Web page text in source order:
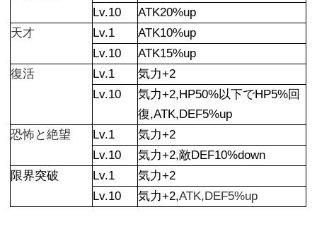
Lv.10
ATK20%up
天才
Lv.1
ATK10%up
Lv.10
ATK15%up
復活
Lv.1
気力+2
Lv.10
気力+2,HP50%以下でHP5%回
復,ATK,DEF5%up
恐怖と絶望
Lv.1
気力+2
Lv.10
気力+2,敵DEF10%down
限界突破
Lv.1
気力+2
Lv.10
気力+2,ATK,DEF5%up